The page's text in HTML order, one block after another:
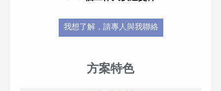
我想了解，請專人與我聯絡
方案特色